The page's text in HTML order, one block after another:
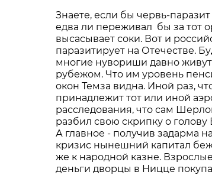
Знаете, если бы червь-
едва ли переживал бы за тот
высасывает соки. Вот и
паразитирует на Отечестве.
многие нувориши давно
рубежом. Что им уровень
окон Темза видна. Иной раз,
принадлежит тот или иной
расследования, что сам
разбил свою скрипку о голову
А главное - получив задарма
кризис нынешний капитал
же к народной казне.
деньги дворцы в Ницце